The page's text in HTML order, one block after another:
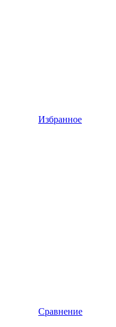
Избранное
Сравнение